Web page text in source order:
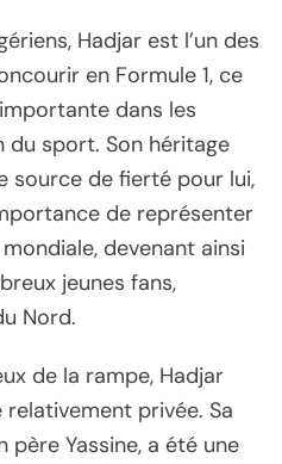
Hadjar est l’un des
en Formule 1, ce
dans les
sport. Son héritage
source de fierté pour lui,
de représenter
devenant ainsi
jeunes fans,
Nord.
de la rampe, Hadjar
privée. Sa
Yassine, a été une